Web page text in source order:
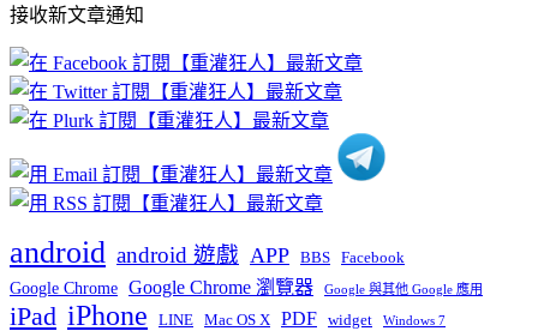
文
章
分
類
接收新文章通知
android android 遊戲 APP BBS Facebook
Google Chrome Google Chrome 瀏覽器 Google 與其他 Google 應用
iPad iPhone LINE Mac OS X PDF widget Windows 7